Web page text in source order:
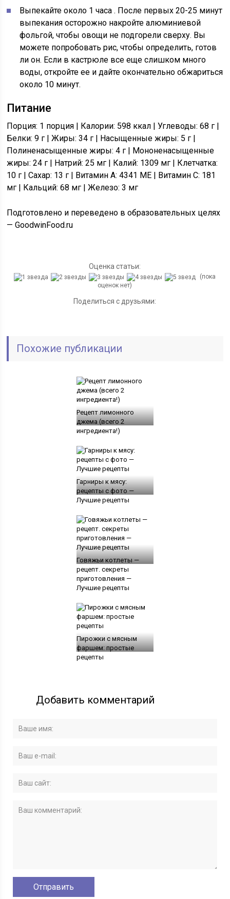
Выпекайте около 1 часа . После первых 20-25 минут
выпекания осторожно накройте алюминиевой
фольгой, чтобы овощи не подгорели сверху. Вы
можете попробовать рис, чтобы определить, готов
ли он. Если в кастрюле все еще слишком много
воды, откройте ее и дайте окончательно обжариться
около 10 минут.
Питание
Порция: 1 порция | Калории: 598 ккал | Углеводы: 68 г |
Белки: 9 г | Жиры: 34 г | Насыщенные жиры: 5 г |
Полиненасыщенные жиры: 4 г | Мононенасыщенные
жиры: 24 г | Натрий: 25 мг | Калий: 1309 мг | Клетчатка:
10 г | Сахар: 13 г | Витамин A: 4341 МЕ | Витамин C: 181
мг | Кальций: 68 мг | Железо: 3 мг
Подготовлено и переведено в образовательных целях
— GoodwinFood.ru
Оценка статьи:
(пока
оценок нет)
Поделиться с друзьями:
Похожие публикации
Рецепт лимонного
джема (всего 2
ингредиента!)
Гарниры к мясу:
рецепты с фото —
Лучшие рецепты
Говяжьи котлеты —
рецепт. секреты
приготовления —
Лучшие рецепты
Пирожки с мясным
фаршем: простые
рецепты
Добавить комментарий